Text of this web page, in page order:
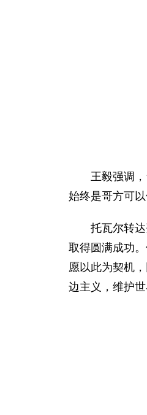
王毅强调
始终是哥方可
托瓦尔转
取得圆满成功
愿以此为契机
边主义，维护世